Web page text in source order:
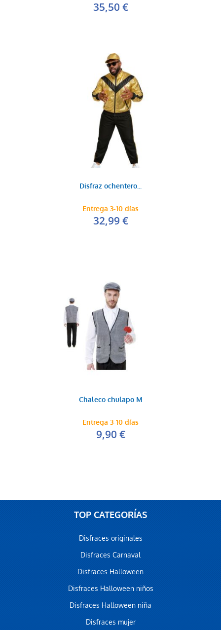
35,50 €
Disfraz ochentero...
Entrega 3-10 días
32,99 €
Chaleco chulapo M
Entrega 3-10 días
9,90 €
TOP CATEGORÍAS
Disfraces originales
Disfraces Carnaval
Disfraces Halloween
Disfraces Halloween niños
Disfraces Halloween niña
Disfraces mujer